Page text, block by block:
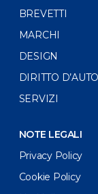
BREVETTI
MARCHI
DESIGN
DIRITTO
SERVIZI
NOTE LEGALI
Privacy Policy
Cookie Policy